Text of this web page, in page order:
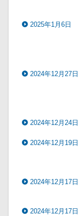
2025年1月6日
2024年12月27日
2024年12月24日
2024年12月19日
2024年12月17日
2024年12月17日